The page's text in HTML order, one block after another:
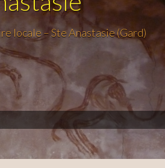
locale – Ste Anastasie (Gard)